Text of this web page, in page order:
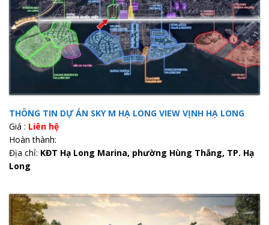
THÔNG TIN DỰ ÁN SKY M HẠ LONG VIEW VỊNH HẠ LONG
Giá : Liên hệ
Hoàn thành:
Địa chỉ: KĐT Hạ Long Marina, phường Hùng Thắng, TP. Hạ
Long